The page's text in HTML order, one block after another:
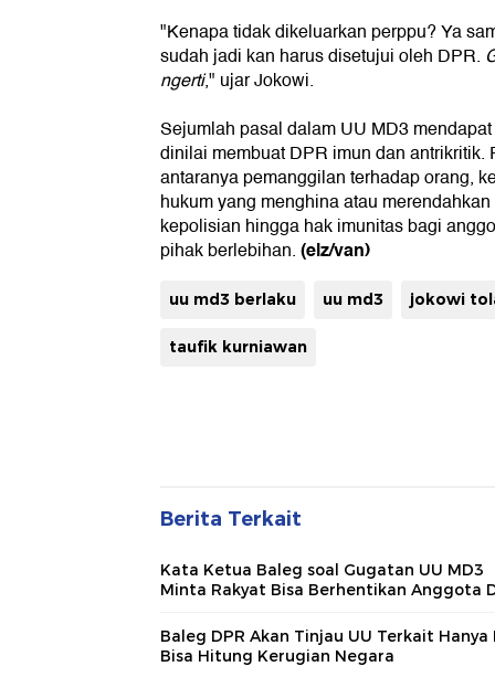
"Kenapa tidak dikeluarkan perppu? Ya
sudah jadi kan harus disetujui oleh DPR.
ngerti," ujar Jokowi.
Sejumlah pasal dalam UU MD3
dinilai membuat DPR imun dan antrikritik.
antaranya pemanggilan terhadap orang,
hukum yang menghina atau
kepolisian hingga hak imunitas bagi
pihak berlebihan.(elz/van)
uu md3 berlaku uu md3 jokowi
taufik kurniawan
Berita Terkait
Kata Ketua Baleg soal Gugatan UU MD3
Minta Rakyat Bisa Berhentikan Anggota
Baleg DPR Akan Tinjau UU Terkait Hanya
Bisa Hitung Kerugian Negara